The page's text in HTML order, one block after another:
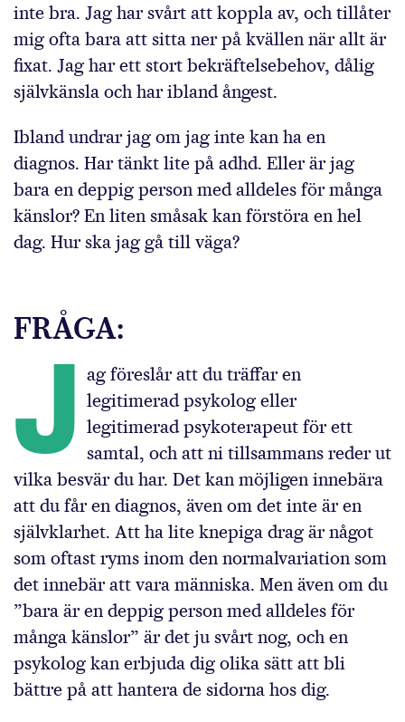
inte bra. Jag har svårt att koppla av, och tillåter
mig ofta bara att sitta ner på kvällen när allt är
fixat. Jag har ett stort bekräftelsebehov, dålig
självkänsla och har ibland ångest.
Ibland undrar jag om jag inte kan ha en
diagnos. Har tänkt lite på adhd. Eller är jag
bara en deppig person med alldeles för många
känslor? En liten småsak kan förstöra en hel
dag. Hur ska jag gå till väga?
FRÅGA:
J ag föreslår att du träffar en
legitimerad psykolog eller
legitimerad psykoterapeut för ett
samtal, och att ni tillsammans reder ut
vilka besvär du har. Det kan möjligen innebära
att du får en diagnos, även om det inte är en
självklarhet. Att ha lite knepiga drag är något
som oftast ryms inom den normalvariation som
det innebär att vara människa. Men även om du
”bara är en deppig person med alldeles för
många känslor” är det ju svårt nog, och en
psykolog kan erbjuda dig olika sätt att bli
bättre på att hantera de sidorna hos dig.